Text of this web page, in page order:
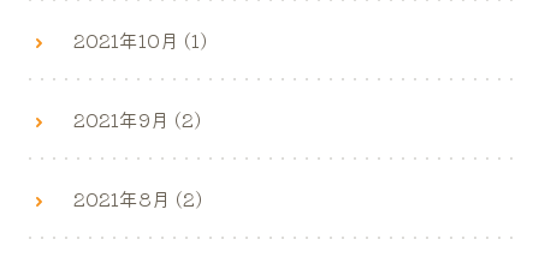
2021年10月 (1)
2021年9月 (2)
2021年8月 (2)